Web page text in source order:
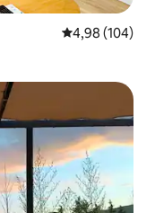
4,98 (104)